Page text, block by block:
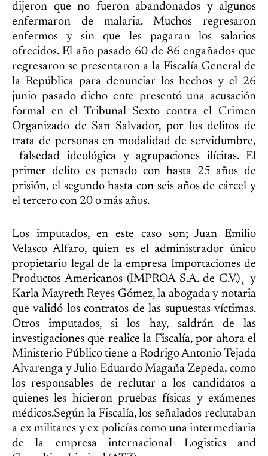
dijeron que no fueron abandonados y algunos
enfermaron de malaria. Muchos regresaron
enfermos y sin que les pagaran los salarios
ofrecidos. El año pasado 60 de 86 engañados que
regresaron se presentaron a la Fiscalía General de
la República para denunciar los hechos y el 26
junio pasado dicho ente presentó una acusación
formal en el Tribunal Sexto contra el Crimen
Organizado de San Salvador, por los delitos de
trata de personas en modalidad de servidumbre,
falsedad ideológica y agrupaciones ilícitas. El
primer delito es penado con hasta 25 años de
prisión, el segundo hasta con seis años de cárcel y
el tercero con 20 o más años.
Los imputados, en este caso son; Juan Emilio
Velasco Alfaro, quien es el administrador único
propietario legal de la empresa Importaciones de
Productos Americanos (IMPROA S.A. de C.V.)¸ y
Karla Mayreth Reyes Gómez, la abogada y notaria
que validó los contratos de las supuestas víctimas.
Otros imputados, si los hay, saldrán de las
investigaciones que realice la Fiscalía, por ahora el
Ministerio Público tiene a Rodrigo Antonio Tejada
Alvarenga y Julio Eduardo Magaña Zepeda, como
los responsables de reclutar a los candidatos a
quienes les hicieron pruebas físicas y exámenes
médicos.Según la Fiscalía, los señalados reclutaban
a ex militares y ex policías como una intermediaria
de la empresa internacional Logistics and